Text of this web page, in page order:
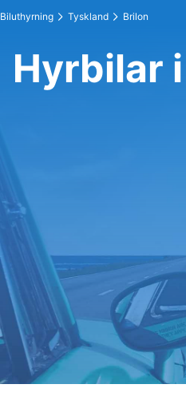
Biluthyrning Tyskland Brilon
Hyrbilar